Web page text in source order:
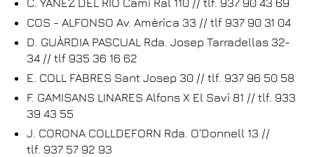
C. YAÑEZ DEL RIO Camí Ral 110 // tlf. 937 90 43 69
COS - ALFONSO Av. Amèrica 33 // tlf 937 90 31 04
D. GUÀRDIA PASCUAL Rda. Josep Tarradellas 32-
34 // tlf 935 36 16 62
E. COLL FABRES Sant Josep 30 // tlf. 937 96 50 58
F. GAMISANS LINARES Alfons X El Savi 81 // tlf. 933
39 43 55
J. CORONA COLLDEFORN Rda. O'Donnell 13 //
tlf. 937 57 92 93